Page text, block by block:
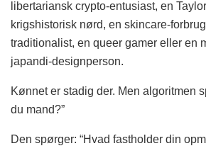
libertariansk crypto-entusiast, en
krigshistorisk nørd, en skincare-
traditionalist, en queer gamer eller en
japandi-designperson.
Kønnet er stadig der. Men algoritmen
du mand?”
Den spørger: “Hvad fastholder din